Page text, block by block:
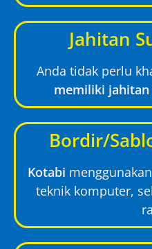
Jahitan
Anda tidak perlu
memiliki
Bordir/
Kotabi
teknik komputer,